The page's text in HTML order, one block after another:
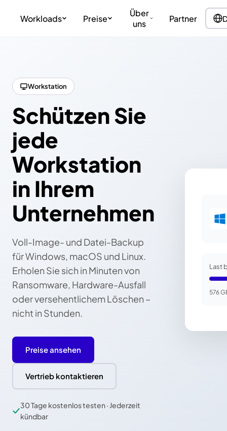
Workloads Preise
Über
uns
Partner
Workstation
Schützen Sie
jede
Workstation
in Ihrem
Unternehmen
Voll-Image- und Datei-Backup
für Windows, macOS und Linux.
Erholen Sie sich in Minuten von
Ransomware, Hardware-Ausfall
oder versehentlichem Löschen –
nicht in Stunden.
Preise ansehen
Vertrieb kontaktieren
30 Tage kostenlos testen · Jederzeit
kündbar
Last
576